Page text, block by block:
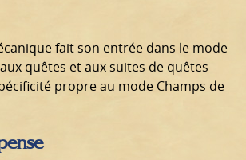
fait son entrée dans le mode
quêtes et aux suites de quêtes
propre au mode Champs de